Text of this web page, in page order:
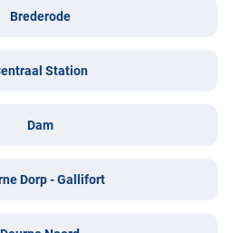
Brederode
Station
Dam
Dorp - Gallifort